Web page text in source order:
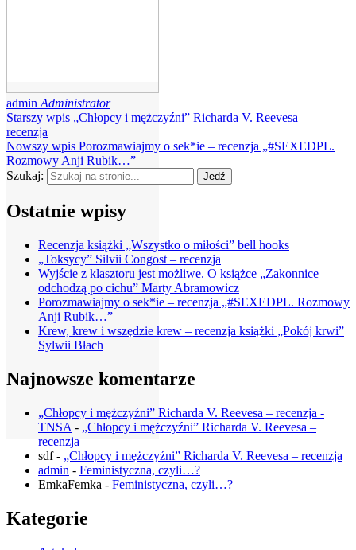
admin Administrator
Starszy wpis „Chłopcy i mężczyźni” Richarda V. Reevesa –
recenzja
Nowszy wpis Porozmawiajmy o sek*ie – recenzja „#SEXEDPL.
Rozmowy Anji Rubik…”
Szukaj:
Ostatnie wpisy
Recenzja książki „Wszystko o miłości” bell hooks
„Toksycy” Silvii Congost – recenzja
Wyjście z klasztoru jest możliwe. O książce „Zakonnice
odchodzą po cichu” Marty Abramowicz
Porozmawiajmy o sek*ie – recenzja „#SEXEDPL. Rozmowy
Anji Rubik…”
Krew, krew i wszędzie krew – recenzja książki „Pokój krwi”
Sylwii Błach
Najnowsze komentarze
„Chłopcy i mężczyźni” Richarda V. Reevesa – recenzja -
TNSA - „Chłopcy i mężczyźni” Richarda V. Reevesa –
recenzja
sdf- „Chłopcy i mężczyźni” Richarda V. Reevesa – recenzja
admin - Feministyczna, czyli…?
EmkaFemka - Feministyczna, czyli…?
Kategorie